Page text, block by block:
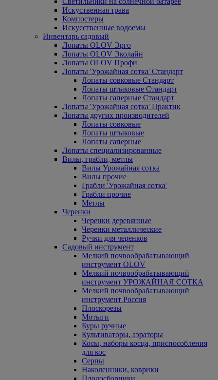
Искуственная трава
Компостеры
Искусственные водоемы
Инвентарь садовый
Лопаты OLOV Эрго
Лопаты OLOV Эколайн
Лопаты OLOV Профи
Лопаты 'Урожайная сотка' Стандарт
Лопаты совковые Стандарт
Лопаты штыковые Стандарт
Лопаты саперные Стандарт
Лопаты 'Урожайная сотка' Практик
Лопаты других производителей
Лопаты совковые
Лопаты штыковые
Лопаты саперные
Лопаты специализированные
Вилы, грабли, метлы
Вилы Урожайная сотка
Вилы прочие
Грабли 'Урожайная сотка'
Грабли прочие
Метлы
Черенки
Черенки деревянные
Черенки металлические
Ручки для черенков
Садовый инструмент
Мелкий почвообрабатывающий
инструмент OLOV
Мелкий почвообрабатывающий
инструмент УРОЖАЙНАЯ СОТКА
Мелкий почвообрабатывающий
инструмент Россия
Плоскорезы
Мотыги
Буры ручные
Культиваторы, аэраторы
Косы, наборы косца, приспособления
для кос
Серпы
Наколенники, коврики
Плодосборники